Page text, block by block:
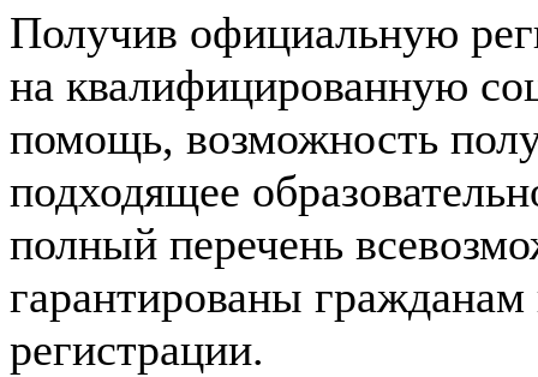
Получив официальную
на квалифицированную
помощь, возможность
подходящее
полный перечень
гарантированы
регистрации.